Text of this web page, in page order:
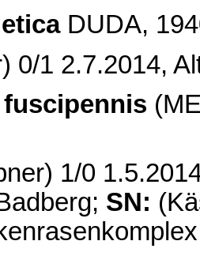
DUDA,
0/1 2.7.2014,
1/0
SN: